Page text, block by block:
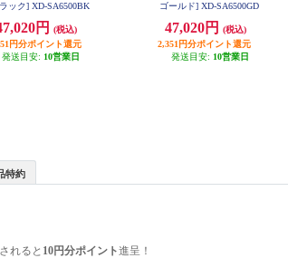
ック] XD-SA6500BK
円
(税込)
円分ポイント還元
発送目安: 10営業日
ゴールド] XD-SA6500GD
47,020円
(税込)
2,351円分ポイント還元
発送目安: 10営業日
特約
れると 10円分ポイント進呈！